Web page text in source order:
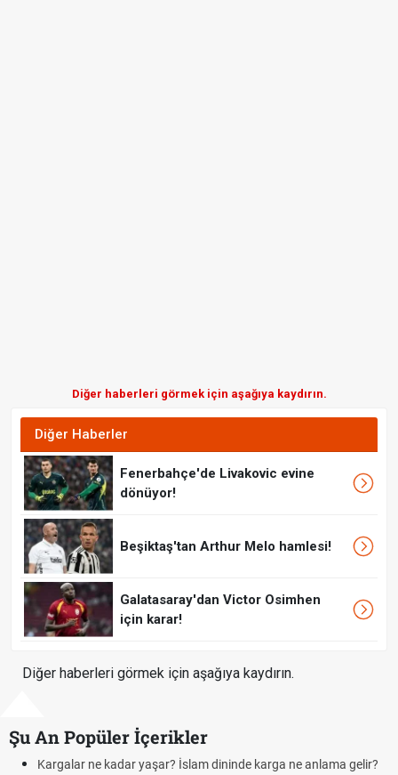
Diğer haberleri görmek için aşağıya kaydırın.
Diğer Haberler
Fenerbahçe'de Livakovic evine
dönüyor!
Beşiktaş'tan Arthur Melo hamlesi!
Galatasaray'dan Victor Osimhen
için karar!
Diğer haberleri görmek için aşağıya kaydırın.
Şu An Popüler İçerikler
anlama gelir?
Futbolda ofsayt nedir? Ofsayt nasıl anlatılır?